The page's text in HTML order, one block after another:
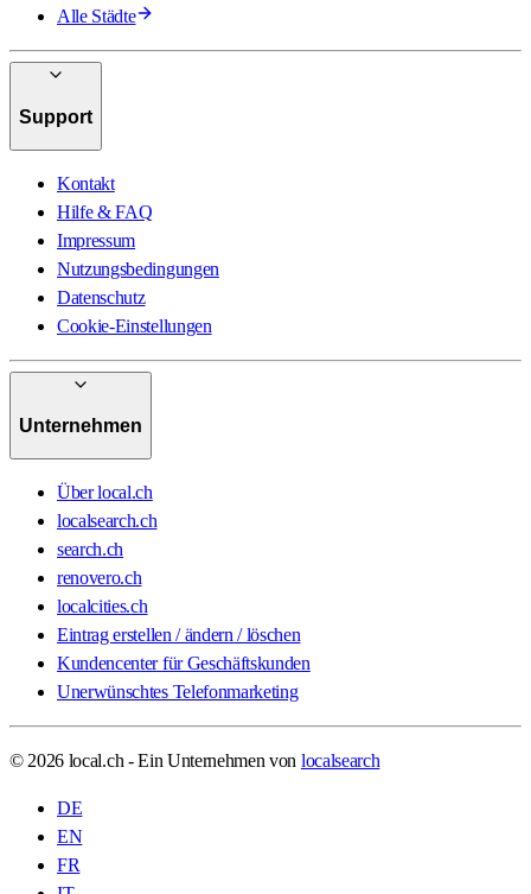
Alle Städte
Support
Kontakt
Hilfe & FAQ
Impressum
Nutzungsbedingungen
Datenschutz
Cookie-Einstellungen
Unternehmen
Über local.ch
localsearch.ch
search.ch
renovero.ch
localcities.ch
Eintrag erstellen / ändern / löschen
Kundencenter für Geschäftskunden
Unerwünschtes Telefonmarketing
© 2026 local.ch - Ein Unternehmen von localsearch
DE
EN
FR